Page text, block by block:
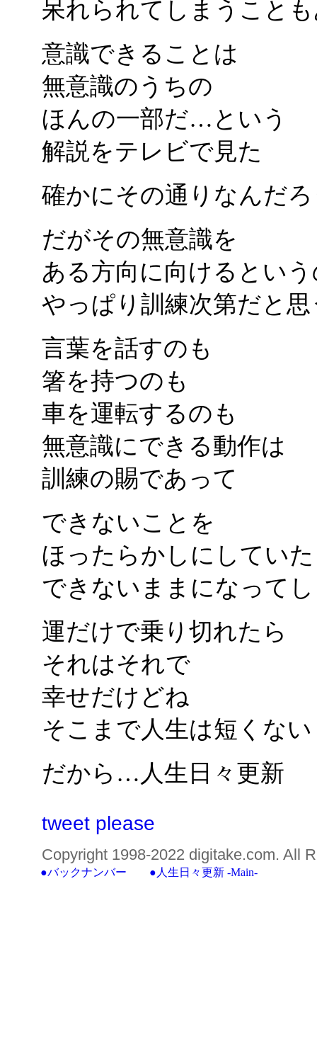
呆れられてしまうこと
意識できることは
無意識のうちの
ほんの一部だ…という
解説をテレビで見た
確かにその通りなんだ
だがその無意識を
ある方向に向けるとい
やっぱり訓練次第だと思
言葉を話すのも
箸を持つのも
車を運転するのも
無意識にできる動作は
訓練の賜であって
できないことを
ほったらかしにしてい
できないままになって
運だけで乗り切れたら
それはそれで
幸せだけどね
そこまで人生は短くない
だから…人生日々更新
tweet please
Copyright 1998-2022 digitake.com. All
●バックナンバー ● 人生日々更新 -Main-